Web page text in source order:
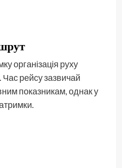
організація руху
рейсу зазвичай
показникам, однак у